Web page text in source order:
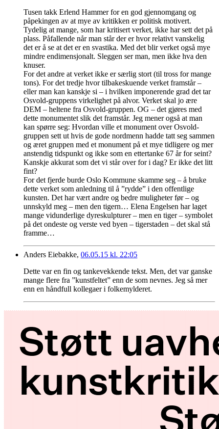
Tusen takk Erlend Hammer for en god gjennomgang og
påpekingen av at mye av kritikken er politisk motivert.
Tydelig at mange, som har kritisert verket, ikke har sett det på
plass. Påfallende når man står der er hvor relativt vanskelig
det er å se at det er en svastika. Med det blir verket også mye
mindre endimensjonalt. Sleggen ser man, men ikke hva den
knuser.
For det andre at verket ikke er særlig stort (til tross for mange
tons). For det tredje hvor tilbakeskuende verket framstår –
eller man kan kanskje si – i hvilken imponerende grad det tar
Osvold-gruppens virkelighet på alvor. Verket skal jo ære
DEM – heltene fra Osvold-gruppen. OG – det gjøres med
dette monumentet slik det framstår. Jeg mener også at man
kan spørre seg: Hvordan ville et monument over Osvold-
gruppen sett ut hvis de gode nordmenn hadde tatt seg sammen
og æret gruppen med et monument på et mye tidligere og mer
anstendig tidspunkt og ikke som en ettertanke 67 år for seint?
Kanskje akkurat som det vi står over for i dag? Er ikke det litt
fint?
For det fjerde burde Oslo Kommune skamme seg – å bruke
dette verket som anledning til å ”rydde” i den offentlige
kunsten. Det har vært andre og bedre muligheter før – og
unnskyld meg – men den tigern… Elena Engelsen har laget
mange vidunderlige dyreskulpturer – men en tiger – symbolet
på det ondeste og verste ved byen – tigerstaden – det skal stå
framme…
Anders Eiebakke, 06.05.15 kl. 22:05
Dette var en fin og tankevekkende tekst. Men, det var ganske
mange flere fra ”kunstfeltet” enn de som nevnes. Jeg så mer
enn en håndfull kollegaer i folkemylderet.